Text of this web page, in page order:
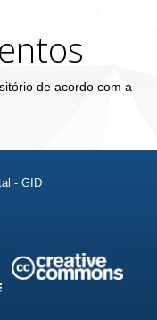
de acordo com a
- GID